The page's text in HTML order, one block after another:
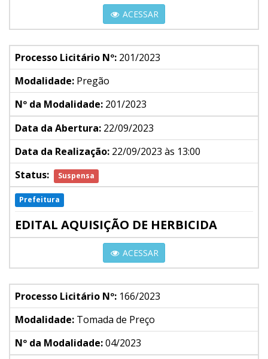
ACESSAR
Processo Licitário Nº: 201/2023
Modalidade: Pregão
Nº da Modalidade: 201/2023
Data da Abertura: 22/09/2023
Data da Realização: 22/09/2023 às 13:00
Status:
Suspensa
Prefeitura
EDITAL AQUISIÇÃO DE HERBICIDA
ACESSAR
Processo Licitário Nº: 166/2023
Modalidade: Tomada de Preço
Nº da Modalidade:04/2023